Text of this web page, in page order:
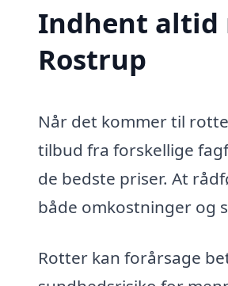
Indhent altid
Rostrup
Når det kommer til
tilbud fra forskellige
de bedste priser. At
både omkostninger og
Rotter kan forårsage